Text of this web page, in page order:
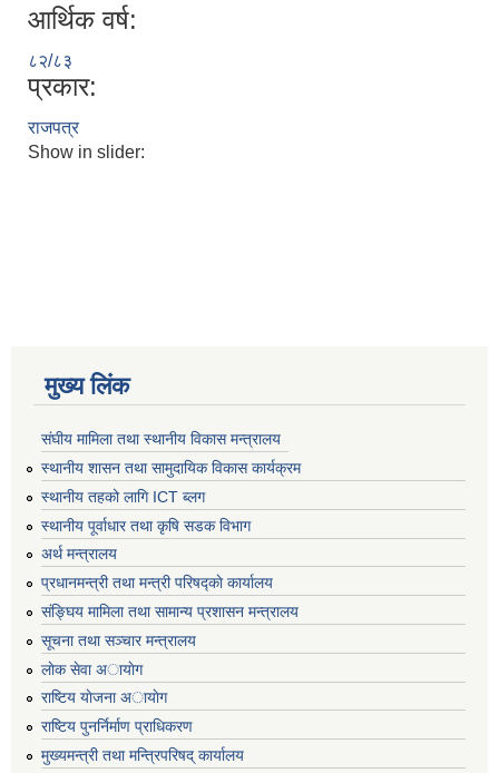
आर्थिक वर्ष:
८२/८३
प्रकार:
राजपत्र
Show in slider:
मुख्य लिंक
संघीय मामिला तथा स्थानीय विकास मन्त्रालय
स्थानीय शासन तथा सामुदायिक विकास कार्यक्रम
स्थानीय तहको लागि ICT ब्लग
स्थानीय पूर्वाधार तथा कृषि सडक विभाग
अर्थ मन्त्रालय
प्रधानमन्त्री तथा मन्त्री परिषद्काे कार्यालय
संङ्घिय मामिला तथा सामान्य प्रशासन मन्त्रालय
सूचना तथा सञ्चार मन्त्रालय
लाेक सेवा अायाेग
राष्टिय याेजना अायाेग
राष्टिय पुनर्निर्माण प्राधिकरण
मुख्यमन्त्री तथा मन्त्रिपरिषद् कार्यालय